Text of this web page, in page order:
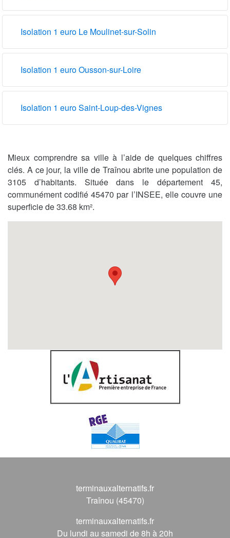
Isolation 1 euro Le Moulinet-sur-Solin
Isolation 1 euro Ousson-sur-Loire
Isolation 1 euro Saint-Loup-des-Vignes
Mieux comprendre sa ville à l’aide de quelques chiffres
clés. A ce jour, la ville de Traînou abrite une population de
3105 d’habitants. Située dans le département 45,
communément codifié 45470 par l’INSEE, elle couvre une
superficie de 33.68 km².
terminauxalternatifs.fr
Traînou (45470)
terminauxalternatifs.fr
Du lundi au samedi de 8h à 20h